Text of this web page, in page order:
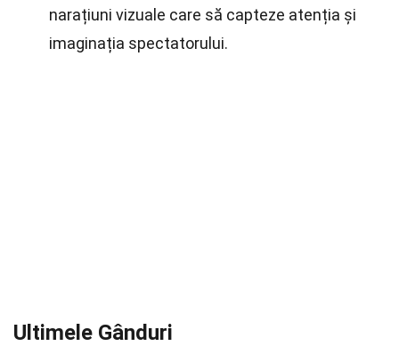
narațiuni vizuale care să capteze atenția și
imaginația spectatorului.
Ultimele Gânduri